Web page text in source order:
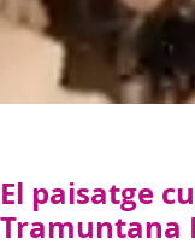
El paisatge
Tramuntana